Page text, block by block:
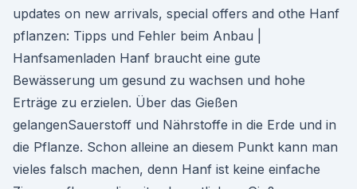
updates on new arrivals, special offers and othe Hanf
pflanzen: Tipps und Fehler beim Anbau |
Hanfsamenladen Hanf braucht eine gute
Bewässerung um gesund zu wachsen und hohe
Erträge zu erzielen. Über das Gießen
gelangenSauerstoff und Nährstoffe in die Erde und in
die Pflanze. Schon alleine an diesem Punkt kann man
vieles falsch machen, denn Hanf ist keine einfache